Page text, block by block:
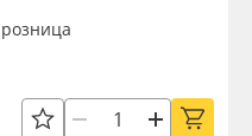
розница